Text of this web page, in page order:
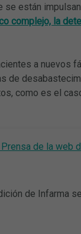
están
complejo, la
a nuevos
de
como es el
de la web
de Infarma